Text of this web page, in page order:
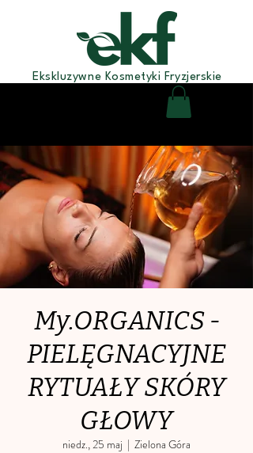
Ekskluzywne Kosmetyki Fryzjerskie
My.ORGANICS -
PIELĘGNACYJNE
RYTUAŁY SKÓRY
GŁOWY
niedz., 25 maj
  |
Zielona Góra